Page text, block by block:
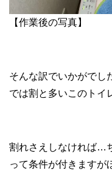
【作業後の写真】
そんな訳でいかがでし
では割と多いこのトイ
割れさえしなければ…
って条件が付きますが